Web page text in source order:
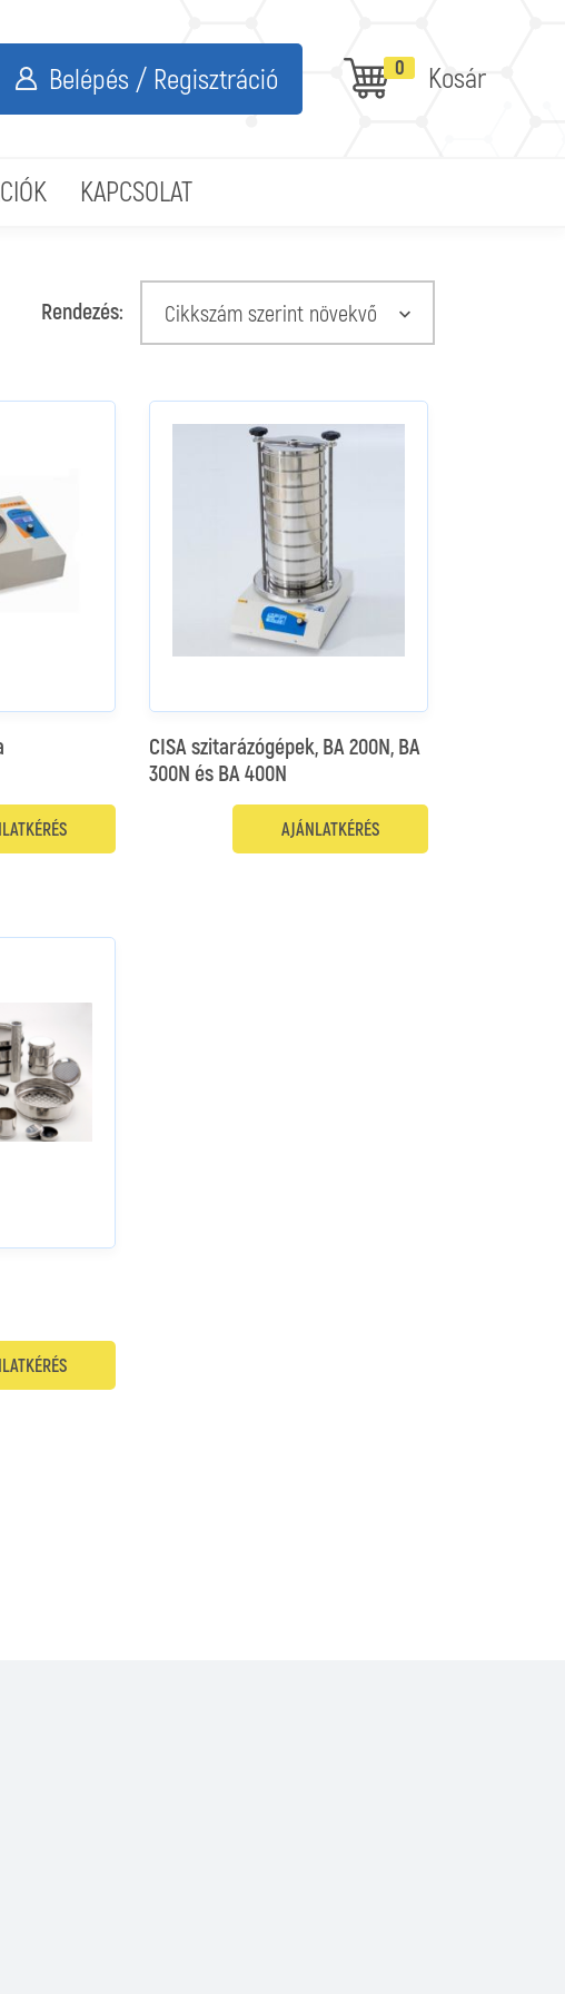
Belépés / Regisztráció Kosár
0
KAPCSOLAT
Rendezés: Cikkszám szerint növekvő
CISA szitarázógépek, BA 200N, BA
300N és BA 400N
AJÁNLATKÉRÉS